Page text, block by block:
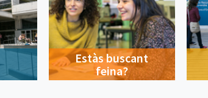
Estàs buscant
feina?